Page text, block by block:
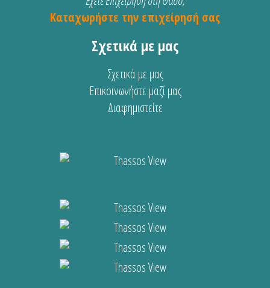
Καταχωρήστε την επιχείρησή σας
Σχετικά με μας
Σχετικά με μας
Επικοινωνήστε μαζί μας
Διαφημιστείτε